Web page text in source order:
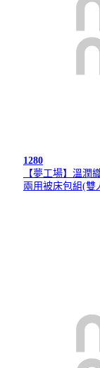
1280
【夢工場】溫潤
兩用被床包組(雙